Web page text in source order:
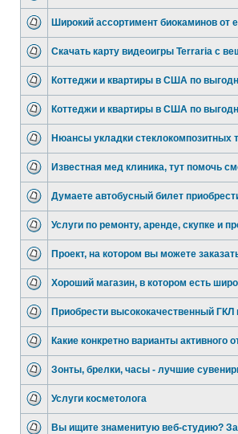
Широкий ассортимент биокаминов от
Скачать карту видеоигры Terraria с
Коттеджи и квартиры в США по
Коттеджи и квартиры в США по
Нюансы укладки стеклокомпозитных
Известная мед клиника, тут помочь
Думаете автобусный билет
Услуги по ремонту, аренде, скупке и
Проект, на котором вы можете
Хороший магазин, в котором есть
Приобрести высококачественный ГКЛ
Какие конкретно варианты
Зонты, брелки, часы - лучшие
Услуги косметолога
Вы ищите знаменитую веб-студию?